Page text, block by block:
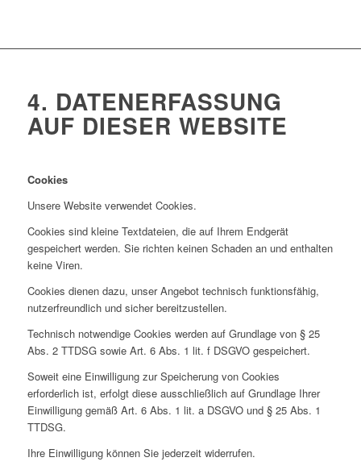
4. DATENERFASSUNG
AUF DIESER WEBSITE
Cookies
Unsere Website verwendet Cookies.
Cookies sind kleine Textdateien, die auf Ihrem Endgerät
gespeichert werden. Sie richten keinen Schaden an und enthalten
keine Viren.
Cookies dienen dazu, unser Angebot technisch funktionsfähig,
nutzerfreundlich und sicher bereitzustellen.
Technisch notwendige Cookies werden auf Grundlage von § 25
Abs. 2 TTDSG sowie Art. 6 Abs. 1 lit. f DSGVO gespeichert.
Soweit eine Einwilligung zur Speicherung von Cookies
erforderlich ist, erfolgt diese ausschließlich auf Grundlage Ihrer
Einwilligung gemäß Art. 6 Abs. 1 lit. a DSGVO und § 25 Abs. 1
TTDSG.
Ihre Einwilligung können Sie jederzeit widerrufen.